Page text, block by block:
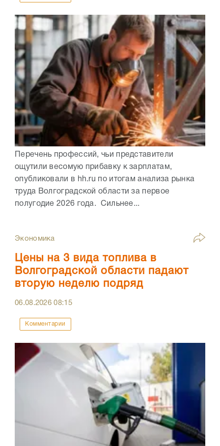
Перечень профессий, чьи представители
ощутили весомую прибавку к зарплатам,
опубликовали в hh.ru по итогам анализа рынка
труда Волгоградской области за первое
полугодие 2026 года. Сильнее...
Экономика
Цены на 3 вида топлива в
Волгоградской области падают
вторую неделю подряд
06.08.202608:15
Комментарии